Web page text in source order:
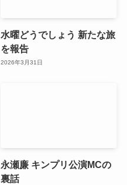
水曜どうでしょう 新たな旅
を報告
2026年3月31日
永瀬廉 キンプリ公演MCの
裏話